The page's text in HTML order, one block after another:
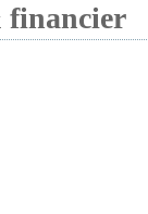
financier